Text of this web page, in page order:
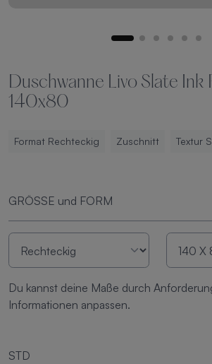
Duschwanne Livo Slate Ink
140x80
Format Rechteckig Zuschnitt Textur
GRÖSSE und FORM
Du kannst deine Maße durch
Informationen anpassen.
STD